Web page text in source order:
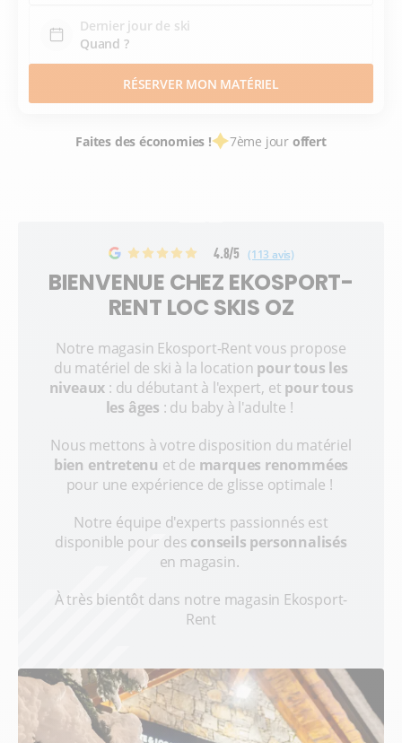
Dernier jour de ski
RÉSERVER MON MATÉRIEL
Faites des économies ! 7ème jour offert
4.8/5 (113 avis)
BIENVENUE CHEZ EKOSPORT-
RENT LOC SKIS OZ
Notre magasin Ekosport-Rent vous propose
du matériel de ski à la location pour tous les
niveaux : du débutant à l'expert, et pour tous
les âges : du baby à l'adulte !
Nous mettons à votre disposition du matériel
bien entretenu et de marques renommées
pour une expérience de glisse optimale !
Notre équipe d'experts passionnés est
disponible pour des conseils personnalisés
en magasin.
À très bientôt dans notre magasin Ekosport-
Rent